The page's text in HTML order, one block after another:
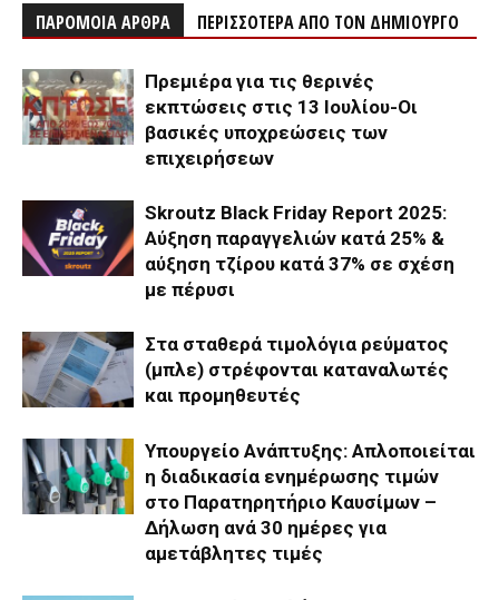
ΠΑΡΟΜΟΙΑ ΑΡΘΡΑ ΠΕΡΙΣΣΟΤΕΡΑ ΑΠΟ ΤΟΝ ΔΗΜΙΟΥΡΓΟ
Πρεμιέρα για τις θερινές
εκπτώσεις στις 13 Ιουλίου-Οι
βασικές υποχρεώσεις των
επιχειρήσεων
Skroutz Black Friday Report 2025:
Αύξηση παραγγελιών κατά 25% &
αύξηση τζίρου κατά 37% σε σχέση
με πέρυσι
Στα σταθερά τιμολόγια ρεύματος
(μπλε) στρέφονται καταναλωτές
και προμηθευτές
Υπουργείο Ανάπτυξης: Απλοποιείται
η διαδικασία ενημέρωσης τιμών
στο Παρατηρητήριο Καυσίμων –
Δήλωση ανά 30 ημέρες για
αμετάβλητες τιμές